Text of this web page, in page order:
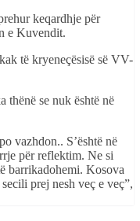
keqardhje për
e Kuvendit.
të kryeneçësisë së VV-
thënë se nuk është në
vazhdon.. S’është në
për reflektim. Ne si
barrikadohemi. Kosova
prej nesh veç e veç”,